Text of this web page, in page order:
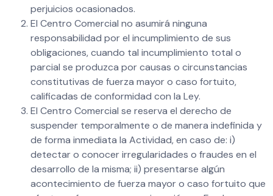
perjuicios ocasionados.
El Centro Comercial no asumirá ninguna
responsabilidad por el incumplimiento de sus
obligaciones, cuando tal incumplimiento total o
parcial se produzca por causas o circunstancias
constitutivas de fuerza mayor o caso fortuito,
calificadas de conformidad con la Ley.
El Centro Comercial se reserva el derecho de
suspender temporalmente o de manera indefinida y
de forma inmediata la Actividad, en caso de: i)
detectar o conocer irregularidades o fraudes en el
desarrollo de la misma; ii) presentarse algún
acontecimiento de fuerza mayor o caso fortuito que